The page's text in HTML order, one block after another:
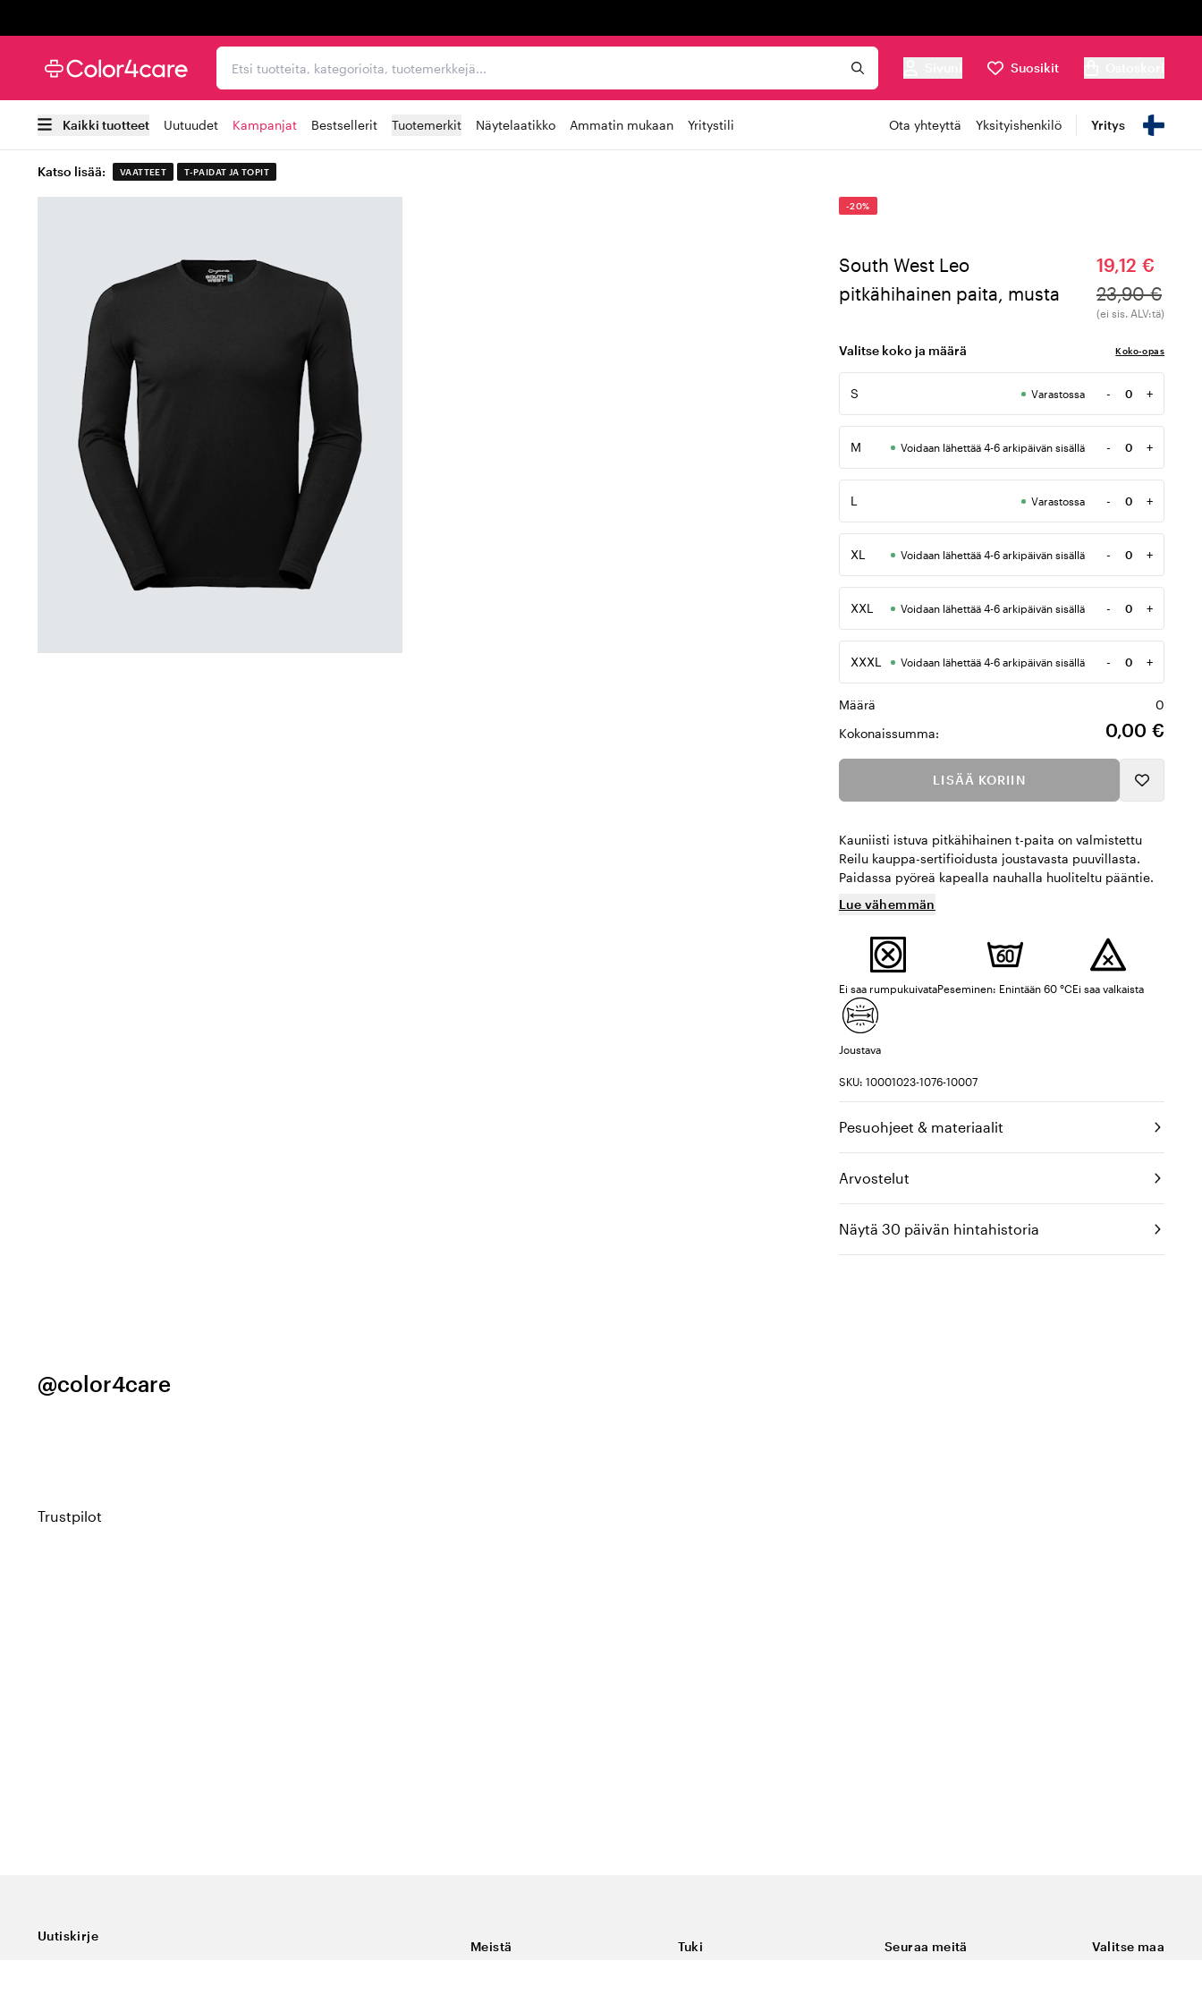
Etsi tuotteita, kategorioita, tuotemerkkejä...
Suosikit
Kaikki tuotteet Uutuudet Kampanjat Bestsellerit Tuotemerkit Näytelaatikko Ammatin mukaan Yritystili Ota yhteyttä Yksityishenkilö Yritys
Katso lisää: VAATTEET T-PAIDAT JA TOPIT
-20%
South West Leo
pitkähihainen paita, musta
19,12 €
23,90 €
(ei sis. ALV:tä)
Valitse koko ja määrä Koko-opas
S Varastossa -
Määrä
+
M Voidaan lähettää 4-6 arkipäivän sisällä -
Määrä
+
L Varastossa -
Määrä
+
XL Voidaan lähettää 4-6 arkipäivän sisällä -
Määrä
+
XXL Voidaan lähettää 4-6 arkipäivän sisällä -
Määrä
+
XXXL Voidaan lähettää 4-6 arkipäivän sisällä -
Määrä
+
Määrä
0
Kokonaissumma:
0,00 €
LISÄÄ KORIIN
Kauniisti istuva pitkähihainen t-paita on valmistettu
Reilu kauppa-sertifioidusta joustavasta puuvillasta.
Paidassa pyöreä kapealla nauhalla huoliteltu pääntie.
Lue vähemmän
Ei saa rumpukuivataPeseminen: Enintään 60 °CEi saa valkaista
Joustava
SKU: 10001023-1076-10007
Pesuohjeet & materiaalit
Arvostelut
Näytä 30 päivän hintahistoria
@color4care
Trustpilot
Uutiskirje
Meistä Tuki Seuraa meitä Valitse maa